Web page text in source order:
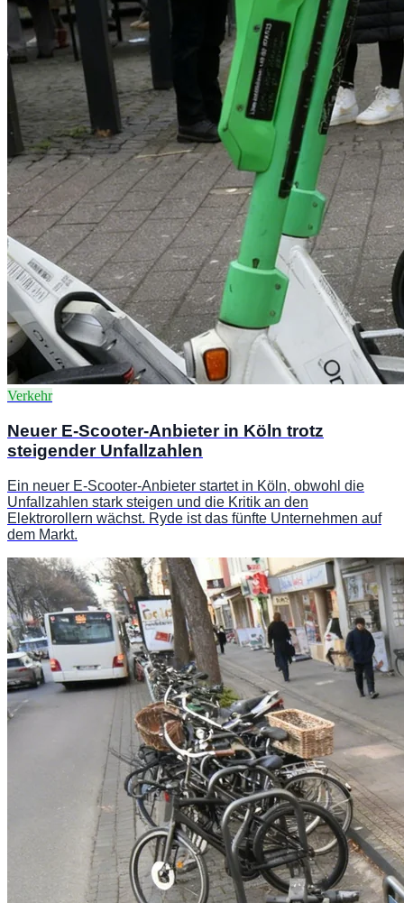
Verkehr
Neuer E-Scooter-Anbieter in Köln trotz
steigender Unfallzahlen
Ein neuer E-Scooter-Anbieter startet in Köln, obwohl die
Unfallzahlen stark steigen und die Kritik an den
Elektrorollern wächst. Ryde ist das fünfte Unternehmen auf
dem Markt.